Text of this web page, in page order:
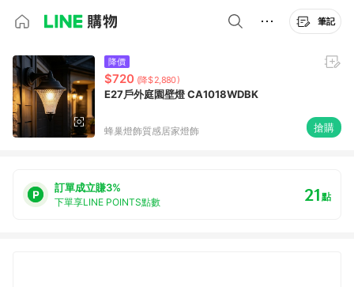
筆記
降價
$720 (降$2,880)
E27戶外庭園壁燈 CA1018WDBK
蜂巢燈飾質感居家燈飾 搶購
訂單成立賺3%
下單享LINE POINTS點數 21點